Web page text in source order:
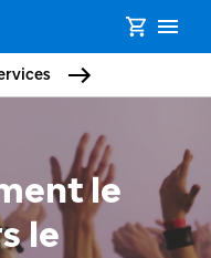
le
le